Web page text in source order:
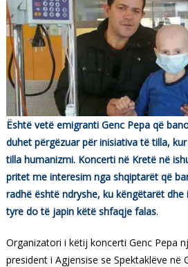
Është vetë emigranti Genc Pepa që
duhet përgëzuar për inisiativa të tilla,
tilla humanizmi. Koncerti në Kretë në
pritet me interesim nga shqiptarët që
radhë është ndryshe, ku këngëtarët
tyre do të japin këtë shfaqje falas.
Organizatori i këtij koncerti Genc Pepa
president i Agjensise se Spektaklëve në